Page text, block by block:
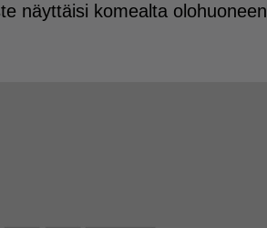
näyttäisi komealta